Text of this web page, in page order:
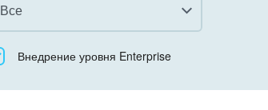
Все
ВсеВнедрение уровня Enterprise